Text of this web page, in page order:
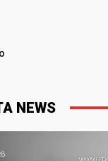
NEWS